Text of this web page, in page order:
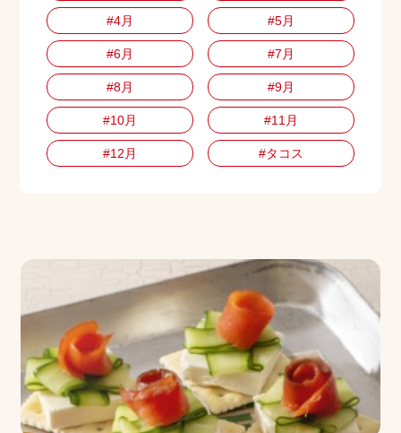
#4月 #5月
#6月 #7月
#8月 #9月
#10月 #11月
#12月 #タコス